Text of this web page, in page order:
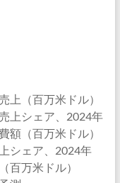
上（百万米ドル）
上シェア、2024年
額（百万米ドル）
シェア、2024年
百万米ドル）